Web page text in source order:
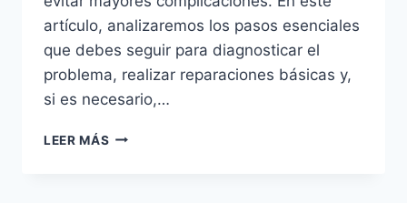
artículo, analizaremos los pasos esenciales
que debes seguir para diagnosticar el
problema, realizar reparaciones básicas y,
si es necesario,…
LEER MÁS SOLUCIONES